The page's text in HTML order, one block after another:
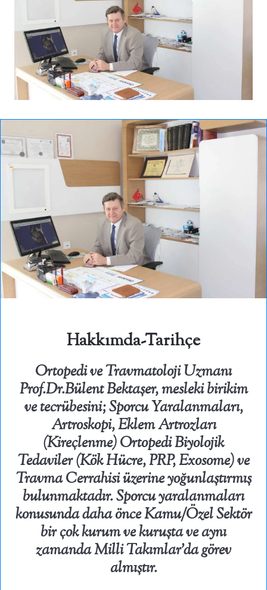
Hakkımda-Tarihçe
Ortopedi ve Travmatoloji Uzmanı
Prof.Dr.Bülent Bektaşer,mesleki birikim
ve tecrübesini; Sporcu Yaralanmaları,
Artroskopi, Eklem Artrozları
(Kireçlenme) Ortopedi Biyolojik
Tedaviler (Kök Hücre, PRP, Exosome) ve
Travma Cerrahisi üzerine yoğunlaştırmış
bulunmaktadır.Sporcu yaralanmaları
konusunda daha önce Kamu/Özel Sektör
bir çok kurum ve kuruşta ve aynı
zamanda Milli Takımlar’da görev
almıştır.